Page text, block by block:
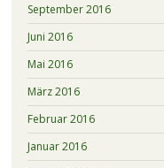
September 2016
Juni 2016
Mai 2016
März 2016
Februar 2016
Januar 2016